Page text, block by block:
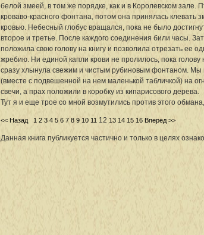
белой змеей, в том же порядке, как и в Королевском зале.
кроваво-красного фонтана, потом она принялась клевать
кровью. Небесный глобус вращался, пока не было
второе и третье. После каждого соединения били часы.
положила свою голову на книгу и позволила отрезать ее
жребию. Ни единой капли крови не пролилось, пока голову
сразу хлынула свежим и чистым рубиновым фонтаном. Мы
(вместе с подвешенной на нем маленькой табличкой) на
свечи, а прах положили в коробку из кипарисового дерева.
Тут я и еще трое со мной возмутились против этого
<< Назад 1 2 3 4 5 6 7 8 9 10 11 12 13 14 15 16 Вперед >>
Данная книга публикуется частично и только в целях